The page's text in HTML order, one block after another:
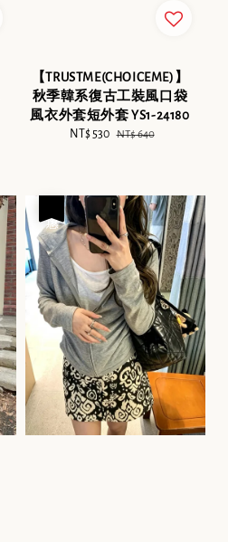
【TRUSTME(CHOICEME)】
秋季韓系復古工裝風口袋
風衣外套短外套 YS1-24180
Sale
NT$ 530 Regular
NT$ 640